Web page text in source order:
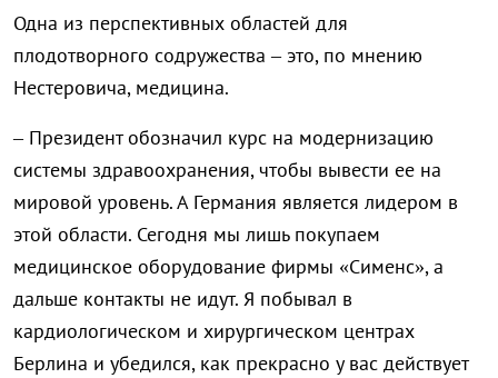
Одна из перспективных областей для
плодотворного содружества – это, по мнению
Нестеровича, медицина.
– Президент обозначил курс на модернизацию
системы здравоохранения, чтобы вывести ее на
мировой уровень. А Германия является лидером в
этой области. Сегодня мы лишь покупаем
медицинское оборудование фирмы «Сименс», а
дальше контакты не идут. Я побывал в
кардиологическом и хирургическом центрах
Берлина и убедился, как прекрасно у вас действует